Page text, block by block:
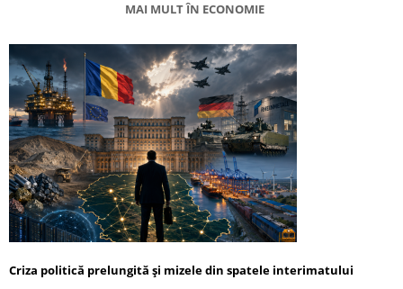
MAI MULT ÎN ECONOMIE
Criza politică prelungită și mizele din spatele interimatului